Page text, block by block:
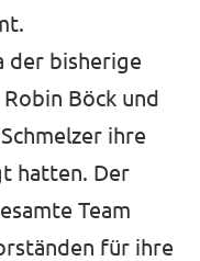
der bisherige
Böck und
ihre
hatten. Der
Team
für ihre